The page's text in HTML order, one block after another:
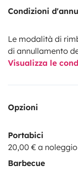
Condizioni
Le modalità di
di annullamento
Visualizza le
Opzioni
Portabici
20,00 € a noleggio
Barbecue